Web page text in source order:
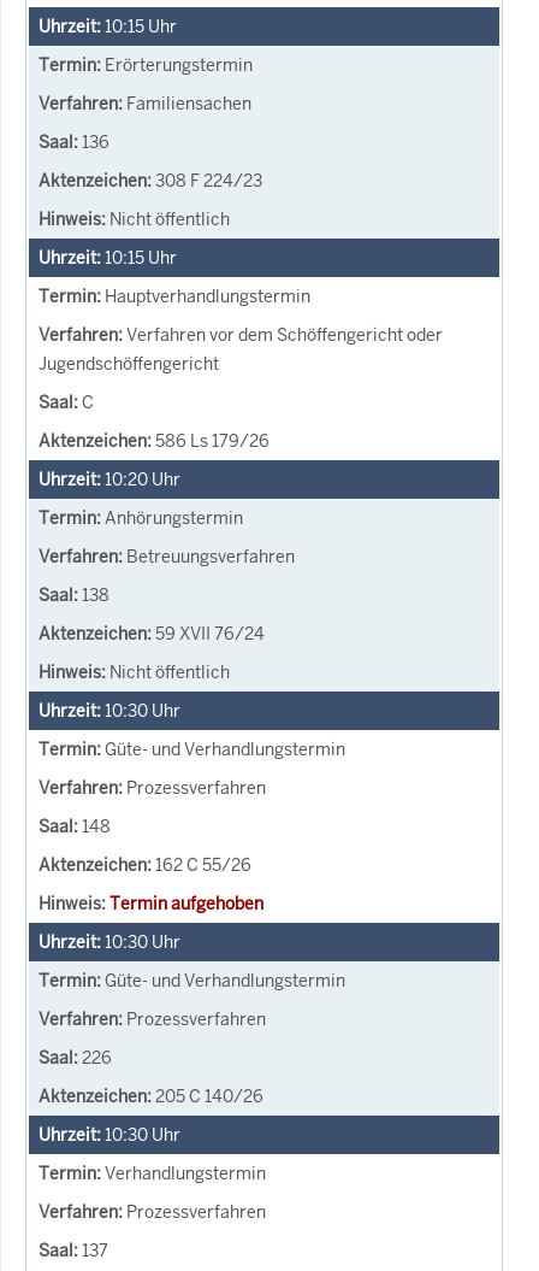
10:15 Uhr
Erörterungstermin
Familiensachen
136
308 F 224/23
Nicht öffentlich
10:15 Uhr
Hauptverhandlungstermin
Verfahren vor dem Schöffengericht oder
Jugendschöffengericht
C
586 Ls 179/26
10:20 Uhr
Anhörungstermin
Betreuungsverfahren
138
59 XVII 76/24
Nicht öffentlich
10:30 Uhr
Güte- und Verhandlungstermin
Prozessverfahren
148
162 C 55/26
Termin aufgehoben
10:30 Uhr
Güte- und Verhandlungstermin
Prozessverfahren
226
205 C 140/26
10:30 Uhr
Verhandlungstermin
Prozessverfahren
137